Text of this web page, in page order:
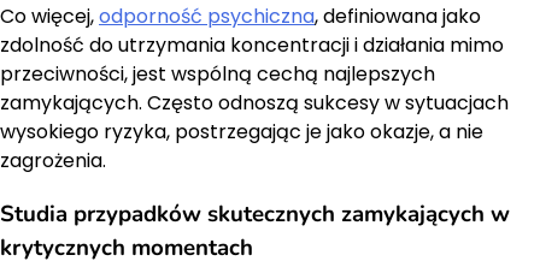
Co więcej,odporność psychiczna, definiowana jako
zdolność do utrzymania koncentracji i działania mimo
przeciwności, jest wspólną cechą najlepszych
zamykających. Często odnoszą sukcesy w sytuacjach
wysokiego ryzyka, postrzegając je jako okazje, a nie
zagrożenia.
Studia przypadków skutecznych zamykających w
krytycznych momentach